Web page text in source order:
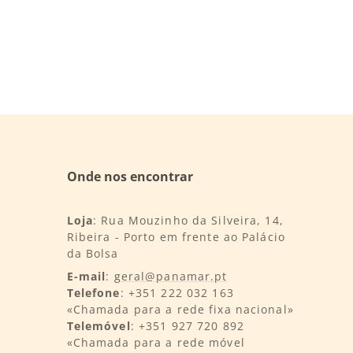
Onde nos encontrar
Loja: Rua Mouzinho da Silveira, 14,
Ribeira - Porto em frente ao Palácio
da Bolsa
E-mail: geral@panamar.pt
Telefone: +351 222 032 163
«Chamada para a rede fixa nacional»
Telemóvel: +351 927 720 892
«Chamada para a rede móvel